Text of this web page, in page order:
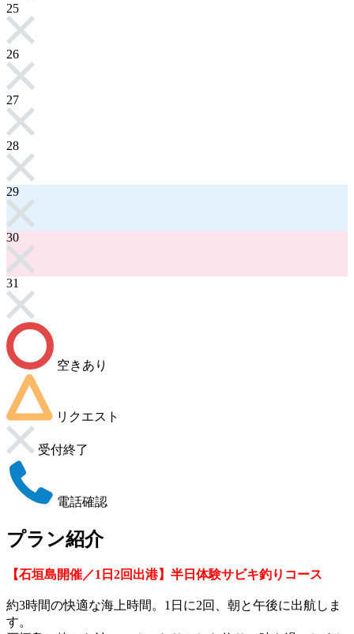
25
26
27
28
29
30
31
空きあり
リクエスト
受付終了
電話確認
プラン紹介
【石垣島開催／1日2回出港】半日体験サビキ釣りコース
約3時間の快適な海上時間。1日に2回、朝と午後に出航しま
す。